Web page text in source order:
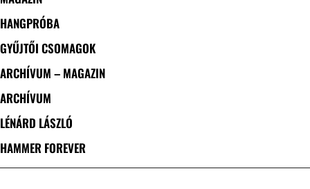
HANGPRÓBA
GYŰJTŐI CSOMAGOK
ARCHÍVUM – MAGAZIN
ARCHÍVUM
LÉNÁRD LÁSZLÓ
HAMMER FOREVER